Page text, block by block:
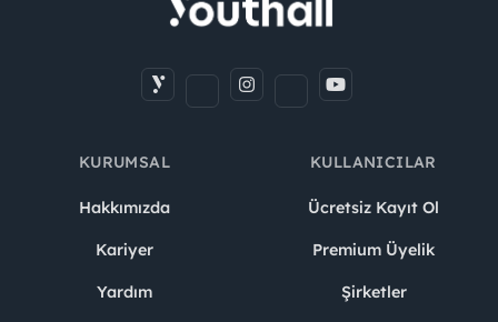
KURUMSAL
Hakkımızda
Kariyer
Yardım
KULLANICILAR
Ücretsiz Kayıt Ol
Premium Üyelik
Şirketler